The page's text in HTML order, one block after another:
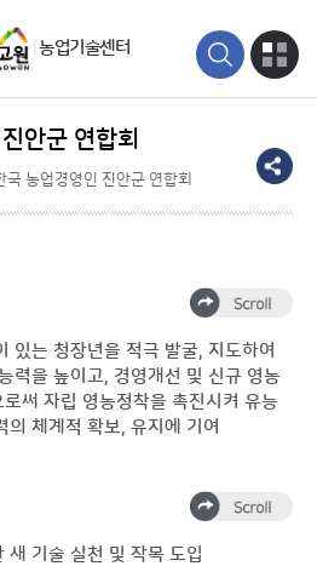
농업기술센터
안군 연합회
국 농업경영인 진안군 연합회
있는 청장년을 적극 발굴, 지도하여
력을 높이고, 경영개선 및 신규 영농
써 자립 영농정착을 촉진시켜 유능
의 체계적 확보, 유지에 기여
새 기술 실천 및 작목 도입